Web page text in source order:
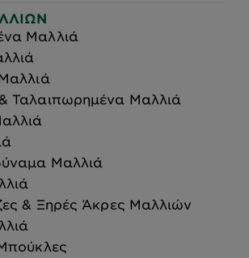
Μαλλιά
Ταλαιπωρημένα Μαλλιά
Μαλλιά
& Ξηρές Άκρες Μαλλιών